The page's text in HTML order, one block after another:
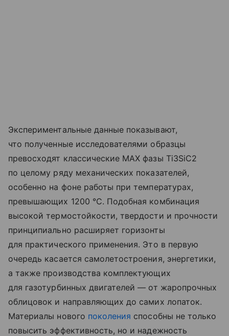
Экспериментальные данные показывают,
что полученные исследователями образцы
превосходят классические MAX фазы Ti3SiC2
по целому ряду механических показателей,
особенно на фоне работы при температурах,
превышающих 1200 °C. Подобная комбинация
высокой термостойкости, твердости и прочности
принципиально расширяет горизонты
для практического применения. Это в первую
очередь касается самолетостроения, энергетики,
а также производства комплектующих
для газотурбинных двигателей — от жаропрочных
облицовок и направляющих до самих лопаток.
Материалы нового поколения способны не только
повысить эффективность, но и надежность